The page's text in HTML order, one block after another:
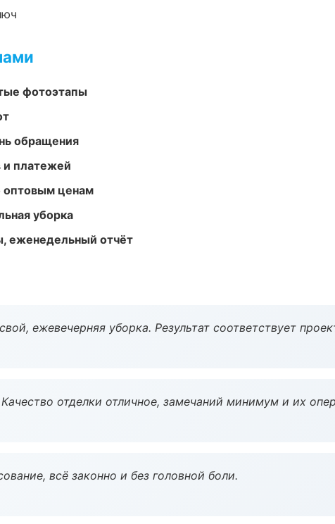
фотоэтапы
обращения
и платежей
оптовым ценам
уборка
еженедельный отчёт
ежевечерняя уборка. Результат соответствует
отделки отличное, замечаний минимум и их
всё законно и без головной боли.